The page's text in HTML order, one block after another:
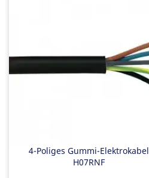
4-Poliges Gummi-Elektrokabel
H07RNF